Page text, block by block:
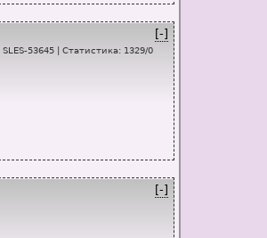
[-]
SL ES-53645 Статистика: 1329/0
[-]